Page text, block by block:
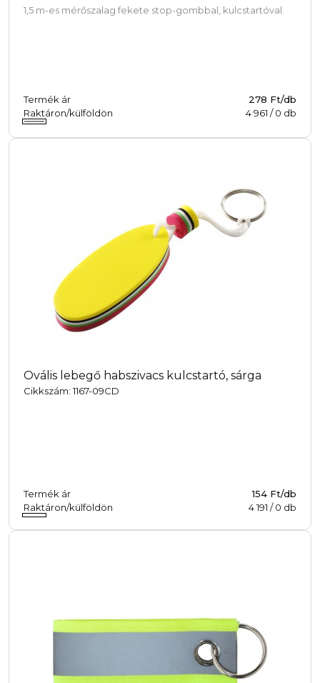
1,5 m-es mérőszalag fekete stop-gombbal, kulcstartóval.
Termék ár
278 Ft/db
Raktáron/külföldön
4 961 /0 db
Ovális lebegő habszivacs kulcstartó, sárga
Cikkszám: 1167-09CD
Termék ár
154 Ft/db
Raktáron/külföldön
4 191 /0 db